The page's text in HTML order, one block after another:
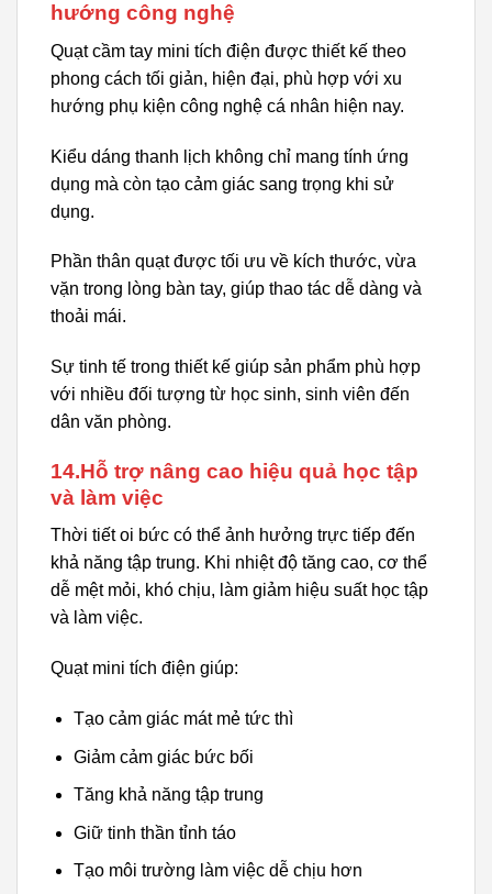
hướng công nghệ
Quạt cầm tay mini tích điện được thiết kế theo
phong cách tối giản, hiện đại, phù hợp với xu
hướng phụ kiện công nghệ cá nhân hiện nay.
Kiểu dáng thanh lịch không chỉ mang tính ứng
dụng mà còn tạo cảm giác sang trọng khi sử
dụng.
Phần thân quạt được tối ưu về kích thước, vừa
vặn trong lòng bàn tay, giúp thao tác dễ dàng và
thoải mái.
Sự tinh tế trong thiết kế giúp sản phẩm phù hợp
với nhiều đối tượng từ học sinh, sinh viên đến
dân văn phòng.
14.Hỗ trợ nâng cao hiệu quả học tập
và làm việc
Thời tiết oi bức có thể ảnh hưởng trực tiếp đến
khả năng tập trung. Khi nhiệt độ tăng cao, cơ thể
dễ mệt mỏi, khó chịu, làm giảm hiệu suất học tập
và làm việc.
Quạt mini tích điện giúp:
Tạo cảm giác mát mẻ tức thì
Giảm cảm giác bức bối
Tăng khả năng tập trung
Giữ tinh thần tỉnh táo
Tạo môi trường làm việc dễ chịu hơn